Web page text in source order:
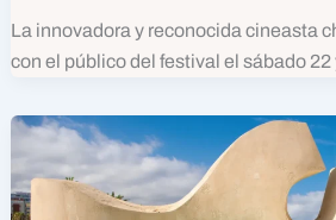
La innovadora y reconocida cineasta
con el público del festival el sábado